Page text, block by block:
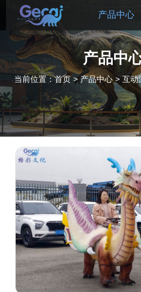
产品中心
产品中
当前位置：首页 > 产品中心 > 互动